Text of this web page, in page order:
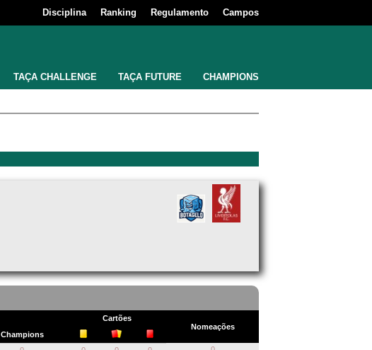
Disciplina Ranking Regulamento Campos
TAÇA CHALLENGE TAÇA FUTURE CHAMPIONS
Cartões
Nomeações
Champions